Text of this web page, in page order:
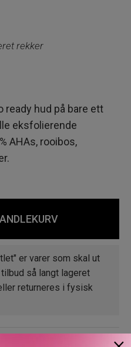
rekker
ready hud på bare ett
eksfolierende
AHAs, rooibos,
er varer som skal ut
så langt lageret
returneres i fysisk